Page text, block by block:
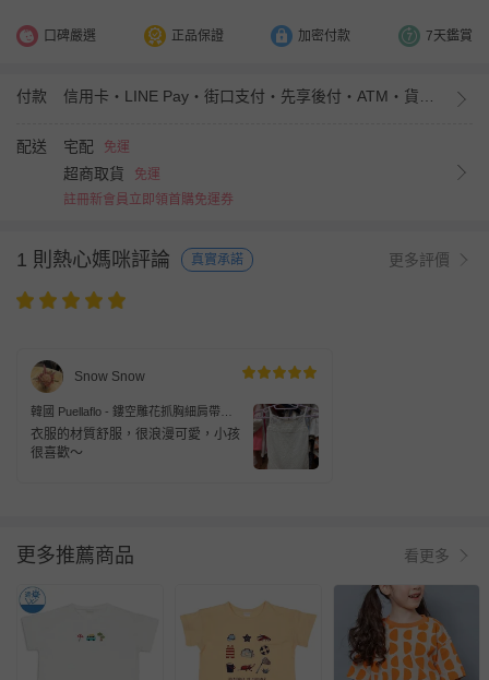
口碑嚴選 正品保證 加密付款 7天鑑賞
付款
配送 宅配 免運
超商取貨
免運
註冊新會員立即領首購免運券
1 則熱心媽咪評論 真實承諾 更多評價
Snow Snow
韓國 Puellaflo - 鏤空雕花抓胸細肩帶背
心-象牙白
衣服的材質舒服，很浪漫可愛，小孩
很喜歡～
更多推薦商品 看更多